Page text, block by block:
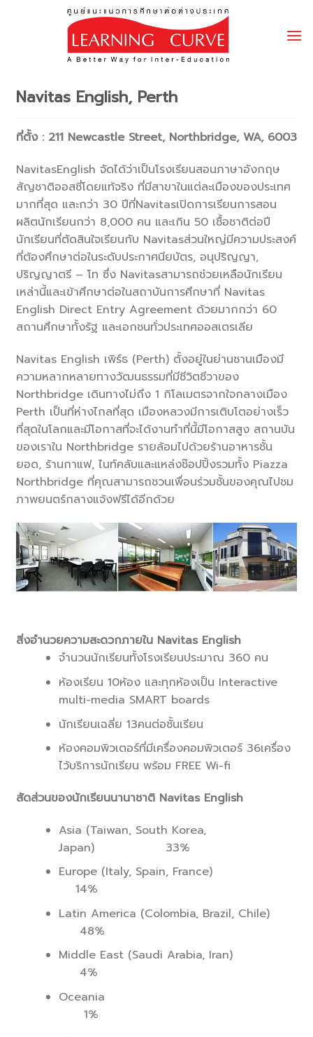
Navitas English, Perth
ที่ตั้ง : 211 Newcastle Street, Northbridge, WA, 6003
NavitasEnglish จัดได้ว่าเป็นโรงเรียนสอนภาษาอังกฤษ
สัญชาติออสซี่โดยแท้จริง ที่มีสาขาในแต่ละเมืองของประเทศ
มากที่สุด และกว่า 30 ปีที่Navitasเปิดการเรียนการสอน
ผลิตนักเรียนกว่า 8,000 คน และเกิน 50 เชื้อชาติต่อปี
นักเรียนที่ตัดสินใจเรียนกับ Navitasส่วนใหญ่มีความประสงค์
ที่ต้องศึกษาต่อในระดับประกาศนียบัตร, อนุปริญญา,
ปริญญาตรี – โท ซึ่ง Navitasสามารถช่วยเหลือนักเรียน
เหล่านี้และเข้าศึกษาต่อในสถาบันการศึกษาที่ Navitas
English Direct Entry Agreement ด้วยมากกว่า 60
สถานศึกษาทั้งรัฐ และเอกชนทั่วประเทศออสเตรเลีย
Navitas English เพิร์ธ (Perth) ตั้งอยู่ในย่านชานเมืองมี
ความหลากหลายทางวัฒนธรรมที่มีชีวิตชีวาของ
Northbridge เดินทางไม่ถึง 1 กิโลเมตรจากใจกลางเมือง
Perth เป็นที่ห่างไกลที่สุด เมืองหลวงมีการเติบโตอย่างเร็ว
ที่สุดในโลกและมีโอกาสที่จะได้งานทำที่นี้มีโอกาสสูง สถานบัน
ของเราใน Northbridge รายล้อมไปด้วยร้านอาหารชั้น
ยอด, ร้านกาแฟ, ไนท์คลับและแหล่งช๊อปปิ้งรวมทั้ง Piazza
Northbridge ที่คุณสามารถชวนเพื่อนร่วมชั้นของคุณไปชม
ภาพยนตร์กลางแจ้งฟรีได้อีกด้วย
สิ่งอำนวยความสะดวกภายใน Navitas English
จำนวนนักเรียนทั้งโรงเรียนประมาณ 360 คน
ห้องเรียน 10ห้อง และทุกห้องเป็น Interactive
multi-media SMART boards
นักเรียนเฉลี่ย 13คนต่อชั้นเรียน
ห้องคอมพิวเตอร์ที่มีเครื่องคอมพิวเตอร์ 36เครื่อง
ไว้บริการนักเรียน พร้อม FREE Wi-fi
สัดส่วนของนักเรียนนานาชาติ Navitas English
Asia (Taiwan, South Korea,
Japan) 33%
Europe (Italy, Spain, France)
14%
Latin America (Colombia, Brazil, Chile)
48%
Middle East (Saudi Arabia, Iran)
4%
Oceania
1%